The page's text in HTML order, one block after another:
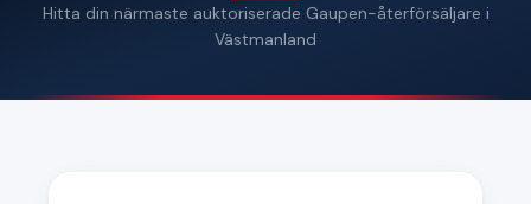
Hitta din närmaste auktoriserade Gaupen-återförsäljare i
Västmanland